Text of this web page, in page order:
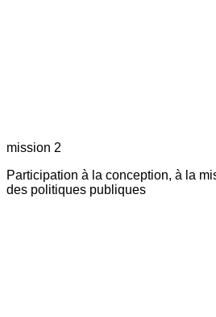
mission 2
Participation à la conception, à la
des politiques publiques